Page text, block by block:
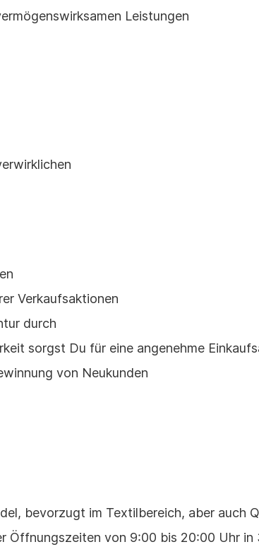
Leistungen
Verkaufsaktionen
durch
sorgst Du für eine angenehme
von Neukunden
bevorzugt im Textilbereich, aber auch
Öffnungszeiten von 9:00 bis 20:00 Uhr in